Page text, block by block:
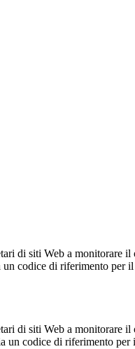
di siti Web a monitorare
codice di riferimento per
di siti Web a monitorare
un codice di riferimento